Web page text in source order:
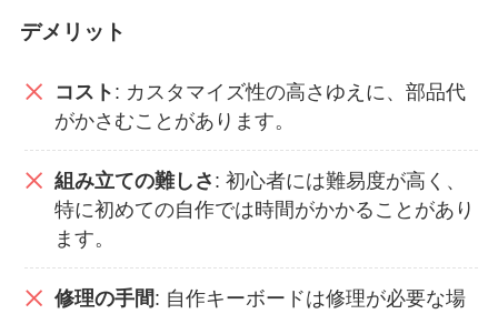
デメリット
コスト : カスタマイズ性の高さゆえに、部品代
がかさむことがあります。
組み立ての難しさ : 初心者には難易度が高く、
特に初めての自作では時間がかかることがあり
ます。
修理の手間: 自作キーボードは修理が必要な場